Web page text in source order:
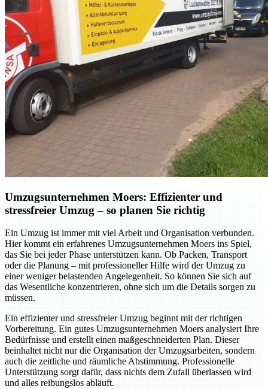
Umzugsunternehmen Moers: Effizienter und
stressfreier Umzug – so planen Sie richtig
Ein Umzug ist immer mit viel Arbeit und Organisation verbunden.
Hier kommt ein erfahrenes Umzugsunternehmen Moers ins Spiel,
das Sie bei jeder Phase unterstützen kann. Ob Packen, Transport
oder die Planung – mit professioneller Hilfe wird der Umzug zu
einer weniger belastenden Angelegenheit. So können Sie sich auf
das Wesentliche konzentrieren, ohne sich um die Details sorgen zu
müssen.
Ein effizienter und stressfreier Umzug beginnt mit der richtigen
Vorbereitung. Ein gutes Umzugsunternehmen Moers analysiert Ihre
Bedürfnisse und erstellt einen maßgeschneiderten Plan. Dieser
beinhaltet nicht nur die Organisation der Umzugsarbeiten, sondern
auch die zeitliche und räumliche Abstimmung. Professionelle
Unterstützung sorgt dafür, dass nichts dem Zufall überlassen wird
und alles reibungslos abläuft.